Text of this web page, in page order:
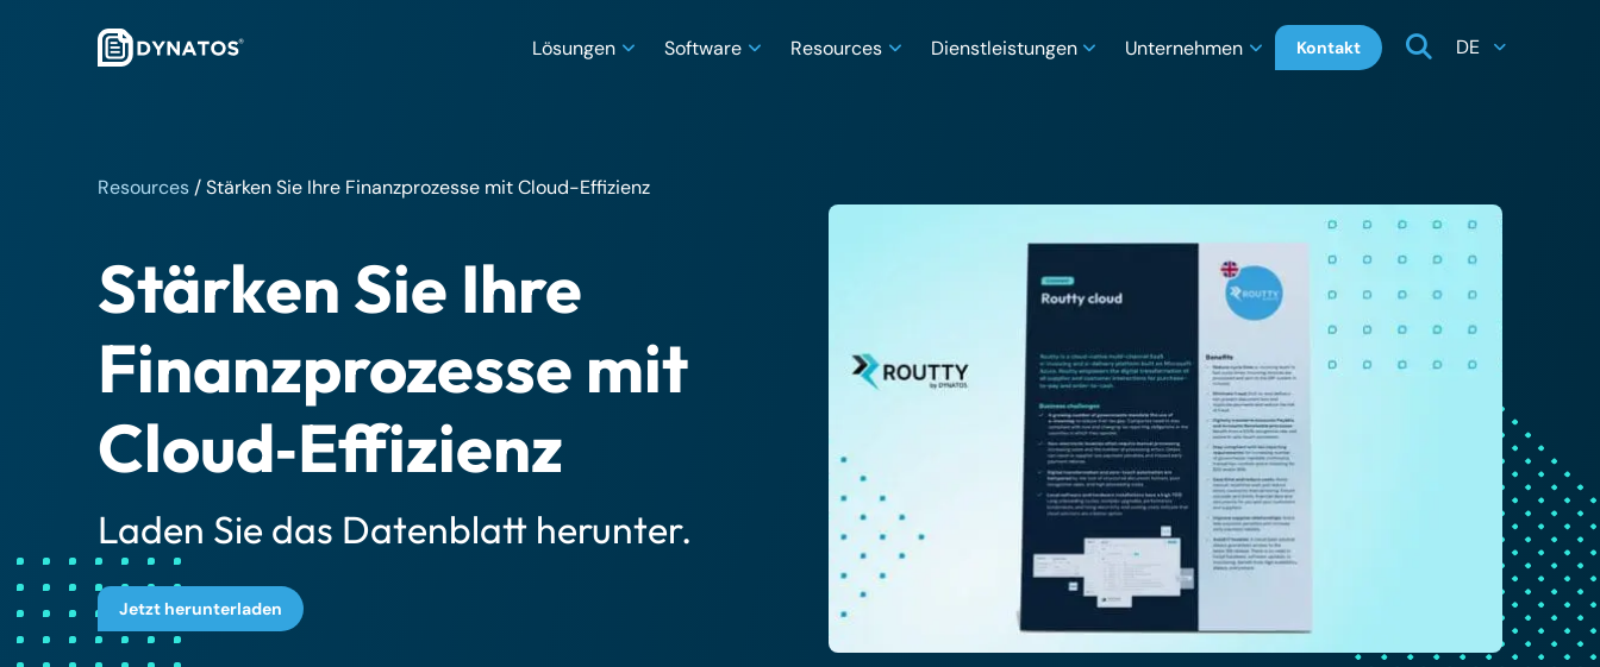
Lösungen Software Resources Dienstleistungen Unternehmen Kontakt DE
Resources /Stärken Sie Ihre Finanzprozesse mit Cloud-Effizienz
Stärken Sie Ihre
Finanzprozesse mit
Cloud‑Effizienz
Laden Sie das Datenblatt herunter.
Jetzt herunterladen